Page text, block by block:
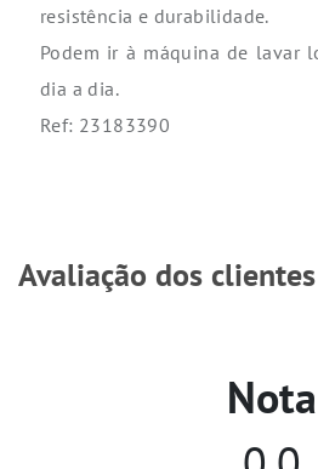
resistência e durabilidade.
Podem ir à máquina de lavar
dia a dia.
Ref: 23183390
Avaliação dos clientes
Nota